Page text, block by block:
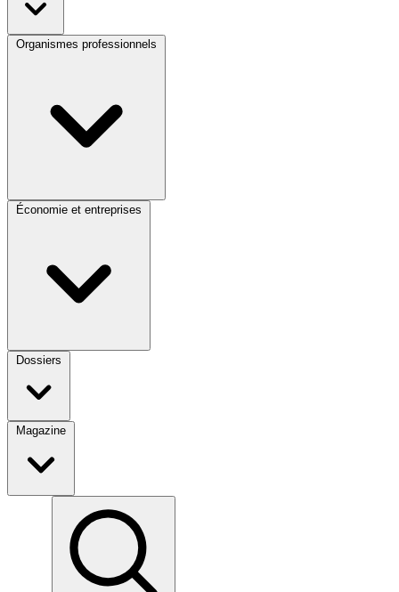
Organismes professionnels
Économie et entreprises
Dossiers
Magazine